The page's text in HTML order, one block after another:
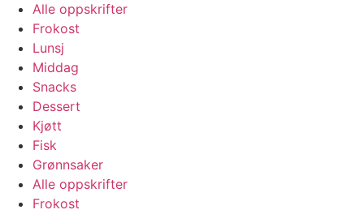
Alle oppskrifter
Frokost
Lunsj
Middag
Snacks
Dessert
Kjøtt
Fisk
Grønnsaker
Alle oppskrifter
Frokost